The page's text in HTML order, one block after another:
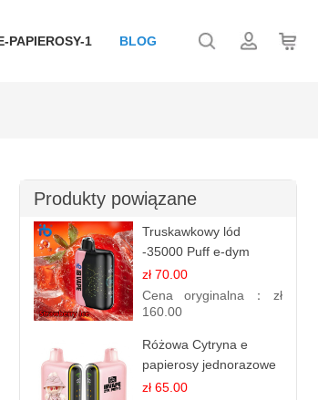
PAPIEROSY-1 BLOG
Produkty powiązane
Truskawkowy lód
-35000 Puff e-dym
zł 70.00
Cena oryginalna： zł
160.00
Różowa Cytryna e
papierosy jednorazowe
- 25 000 Puffs
zł 65.00